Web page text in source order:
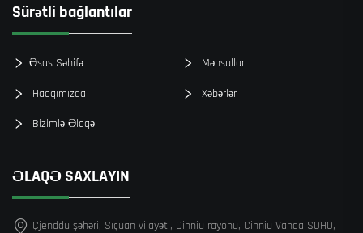
Sürətli bağlantılar
Əsas Səhifə Məhsullar
Haqqımızda Xəbərlər
Bizimlə Əlaqə
ƏLAQƏ SAXLAYIN
Çjenddu şəhəri, Sıçuan vilayəti, Cinniu rayonu, Cinniu Vanda SOHO,